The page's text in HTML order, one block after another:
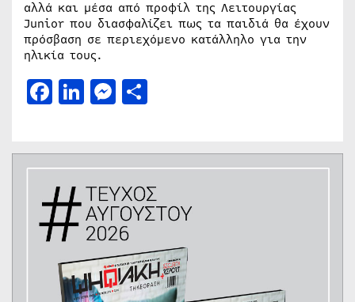
αλλά και μέσα από προφίλ της Λειτουργίας
Junior που διασφαλίζει πως τα παιδιά θα έχουν
πρόσβαση σε περιεχόμενο κατάλληλο για την
ηλικία τους.
Facebook
LinkedIn
Messenger